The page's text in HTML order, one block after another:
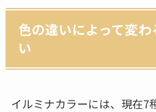
色の違いによって変
い
イルミナカラーには、現在7